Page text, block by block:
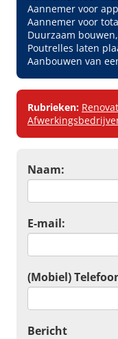
Aannemer voor
Aannemer voor
Duurzaam bouwen
Poutrelles laten
Aanbouwen van
Rubrieken:
Naam:
E-mail:
(Mobiel)
Bericht